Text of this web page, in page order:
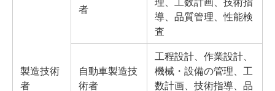
製造技術
者
者
導、品質管理、性能検
査
自動車製造技
術者
工程設計、作業設計、
機械・設備の管理、工
数計画、技術指導、品